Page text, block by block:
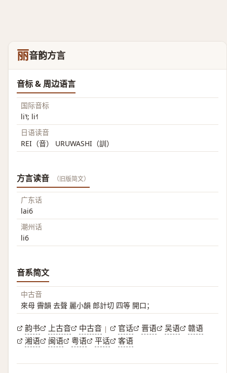
丽音韵方言
音标 & 周边语言
国际音标
li˥˧; li˧˥
日语读音
REI（音） URUWASHI（訓）
方言读音 （旧版简文）
广东话
lai6
潮州话
li6
音系简文
中古音
來母 霽韻 去聲 麗小韻 郎計切 四等 開口；
韵书 上古音 中古音 | 官话 晋语 吴语
赣语
湘语
闽语 粤语 平话 客语